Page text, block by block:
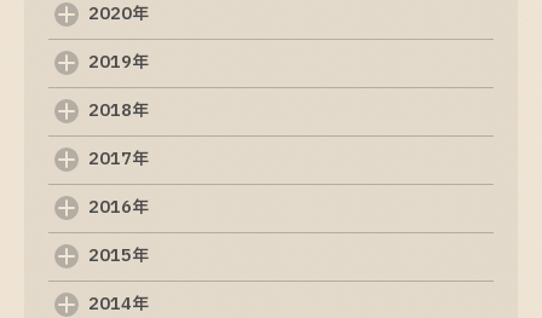
2025-09-07
Web制作の基礎知識: 初めての方でも分かるポイ
ホームページ制作の基本を理解するためのガイ
ド
2025-09-05
2020年
2019年
2018年
2017年
2016年
2015年
2014年